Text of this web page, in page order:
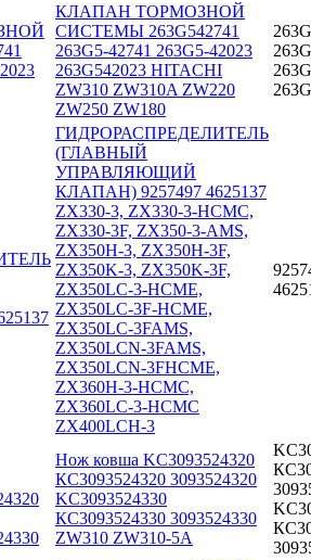
КЛАПАН ТОРМОЗНОЙ
СИСТЕМЫ 263G542741
263G5-42741 263G5-42023
263G542023 HITACHI
ZW310 ZW310A ZW220
ZW250 ZW180
ГИДРОРАСПРЕДЕЛИТЕЛЬ
(ГЛАВНЫЙ
УПРАВЛЯЮЩИЙ
КЛАПАН) 9257497 4625137
ZX330-3, ZX330-3-HCMC,
ZX330-3F, ZX350-3-AMS,
ZX350H-3, ZX350H-3F,
ZX350K-3, ZX350K-3F,
ZX350LC-3-HCME,
ZX350LC-3F-HCME,
ZX350LC-3FAMS,
ZX350LCN-3FAMS,
ZX350LCN-3FHCME,
ZX360H-3-HCMC,
ZX360LC-3-HCMC
ZX400LCH-3
Нож ковша KC3093524320
КС3093524320 3093524320
KC3093524330
КС3093524330 3093524330
ZW310 ZW310-5A